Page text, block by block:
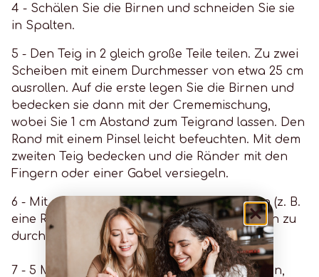
4 - Schälen Sie die Birnen und schneiden Sie sie
in Spalten.
5 - Den Teig in 2 gleich große Teile teilen. Zu zwei
Scheiben mit einem Durchmesser von etwa 25 cm
ausrollen. Auf die erste legen Sie die Birnen und
bedecken sie dann mit der Crememischung,
wobei Sie 1 cm Abstand zum Teigrand lassen. Den
Rand mit einem Pinsel leicht befeuchten. Mit dem
zweiten Teig bedecken und die Ränder mit den
Fingern oder einer Gabel versiegeln.
6 - Mit einem spitzen Messer leichte Skizzen (z. B.
eine Rosette) auf den Teig zeichnen, ohne ihn zu
durchstechen. Mit einem Eigelb bepinseln.
7 - 5 Minuten bei 220 °C in den Ofen schieben,